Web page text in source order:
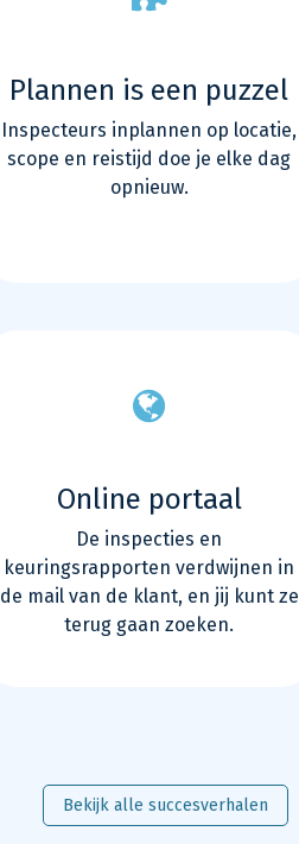
Plannen is een puzzel
Inspecteurs inplannen op locatie,
scope en reistijd doe je elke dag
opnieuw.
Online portaal
De inspecties en
keuringsrapporten verdwijnen in
de mail van de klant, en jij kunt ze
terug gaan zoeken.
Bekijk alle succesverhalen